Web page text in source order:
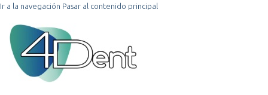
Ir a la navegación Pasar al contenido principal